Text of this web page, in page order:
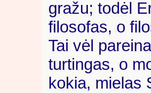
gražu; todėl
filosofas, o
Tai vėl
turtingas, o
kokia, mielas